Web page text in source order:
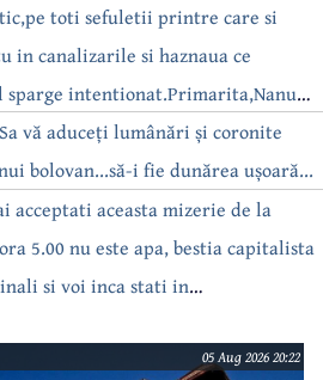
toti sefuletii printre care si
in canalizarile si haznaua ce
sparge intentionat.Primarita,Nanu
as intreba o si pe Izabel Mitrea
vă aduceți lumânări și coronite
bolovan...să-i fie dunărea ușoară...
acceptati aceasta mizerie de la
ora 5.00 nu este apa, bestia capitalista
si voi inca stati in
05 Aug 2026 20:22